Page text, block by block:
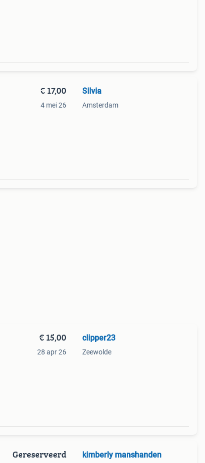
€ 17,00
4 mei 26
Silvia
Amsterdam
€ 15,00
28 apr 26
clipper23
Zeewolde
Gereserveerd kimberly manshanden